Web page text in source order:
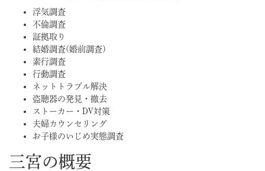
浮気調査
不倫調査
証拠取り
結婚調査(婚前調査)
素行調査
行動調査
ネットトラブル解決
盗聴器の発見・撤去
ストーカー・DV対策
夫婦カウンセリング
お子様のいじめ実態調査
三宮の概要